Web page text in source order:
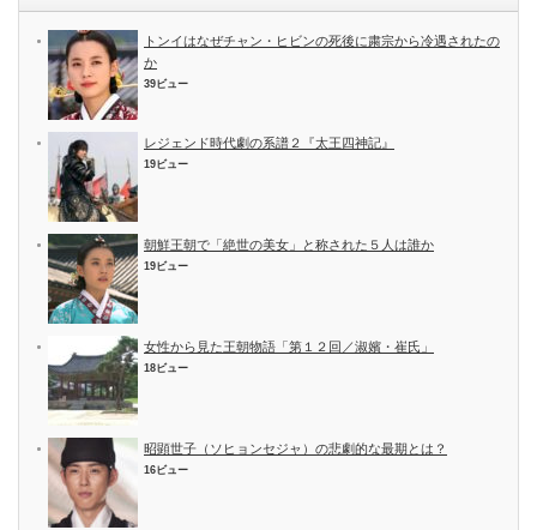
トンイはなぜチャン・ヒビンの死後に粛宗から冷遇されたの
か
39ビュー
レジェンド時代劇の系譜２『太王四神記』
19ビュー
朝鮮王朝で「絶世の美女」と称された５人は誰か
19ビュー
女性から見た王朝物語「第１２回／淑嬪・崔氏」
18ビュー
昭顕世子（ソヒョンセジャ）の悲劇的な最期とは？
16ビュー